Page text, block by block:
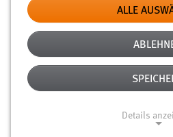
Erstellungsdatum
Alter
ALLE
Details